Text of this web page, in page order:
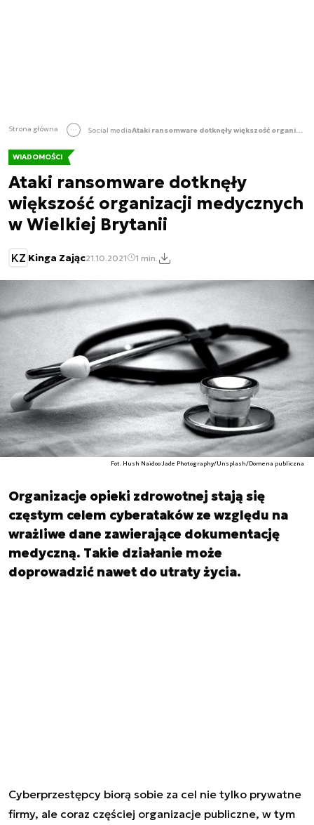
Strona główna Social media Ataki ransomware dotknęły większość organizacji medycznych w Wielkiej Brytanii
WIADOMOŚCI
Ataki ransomware dotknęły
większość organizacji medycznych
w Wielkiej Brytanii
KZ Kinga Zając21.10.2021 1 min.
Fot. Hush Naidoo Jade Photography/Unsplash/Domena publiczna
Organizacje opieki zdrowotnej stają się
częstym celem cyberataków ze względu na
wrażliwe dane zawierające dokumentację
medyczną. Takie działanie może
doprowadzić nawet do utraty życia.
Cyberprzestępcy biorą sobie za cel nie tylko prywatne
firmy, ale coraz częściej organizacje publiczne, w tym